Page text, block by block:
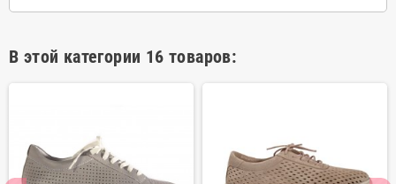
В этой категории 16 товаров: